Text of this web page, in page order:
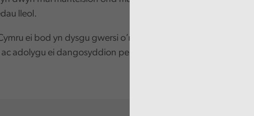
lleol.
ei bod yn dysgu gwersi o’r prosiect trwy newid ei
adolygu ei dangosyddion perfformiad ar gyfer